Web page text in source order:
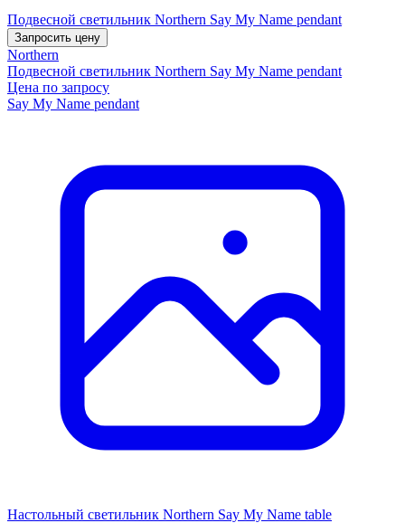
Подвесной светильник Northern Say My Name pendant
Запросить цену
Northern
Подвесной светильник Northern Say My Name pendant
Цена по запросу
Say My Name pendant
Настольный светильник Northern Say My Name table